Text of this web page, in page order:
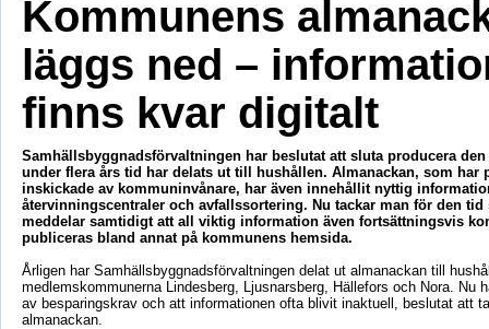
Kommunens
läggs ned –
finns kvar digitalt
Samhällsbyggnadsförvaltningen har beslutat att sluta producera den
under flera års tid har delats ut till hushållen. Almanackan, som har
inskickade av kommuninvånare, har även innehållit nyttig
återvinningscentraler och avfallssortering. Nu tackar man för den tid
meddelar samtidigt att all viktig information även fortsättningsvis
publiceras bland annat på kommunens hemsida.
Årligen har Samhällsbyggnadsförvaltningendelat ut almanackan till
medlemskommunerna Lindesberg, Ljusnarsberg, Hällefors och Nora. Nu
av besparingskrav och att informationen ofta blivit inaktuell, beslutat att
almanackan.